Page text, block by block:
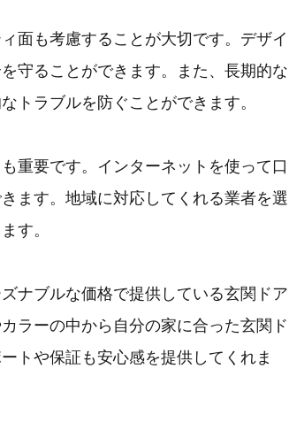
面も考慮することが大切です。デザイ
守ることができます。また、長期的な
トラブルを防ぐことができます。
重要です。インターネットを使って口
ます。地域に対応してくれる業者を選
す。
ナブルな価格で提供している玄関ドア
ラーの中から自分の家に合った玄関ド
トや保証も安心感を提供してくれま